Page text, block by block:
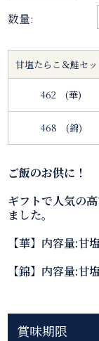
数量:
甘塩たらこ＆鮭セッ
462 (華)
468 (錦)
ご飯のお供に！
ギフトで人気の
ました。
【華】内容量:
【錦】内容量:
賞味期限